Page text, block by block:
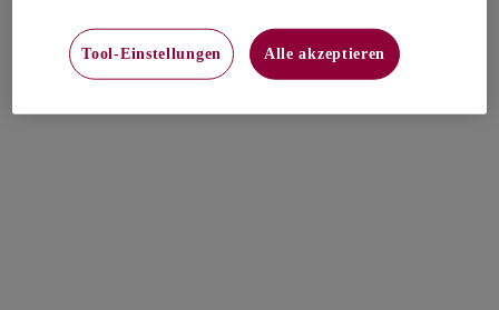
Tool-Einstellungen Alle akzeptieren